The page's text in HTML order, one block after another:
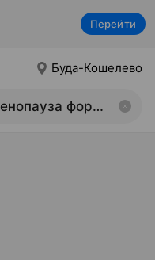
Перейти
Буда-Кошелево